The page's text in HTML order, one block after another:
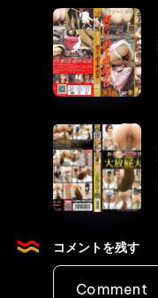
乙
女
の
視
線
と
ウ
ン
チ
顔
肛
門・
ド
同
僚
OL
事
と
う
ん
こ
視
E22-
02
ジ
ェ
ド
泥
酔
女
態
SR-
051
ジ
ェ
ド
新・
7came
コメントを残す